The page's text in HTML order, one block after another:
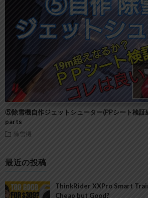
⑤除雪機自作ジェットシューター(PPシート検
parts
除雪機
最近の投稿
ThinkRider XXPro Smart
Cheap but Good?